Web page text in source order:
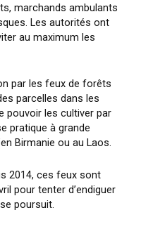
marchands ambulants
Les autorités ont
au maximum les
par les feux de forêts
parcelles dans les
pouvoir les cultiver par
pratique à grande
Birmanie ou au Laos.
2014, ces feux sont
pour tenter d’endiguer
poursuit.